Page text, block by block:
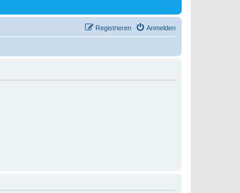
Anmelden
Registrieren